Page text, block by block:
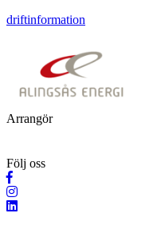
driftinformation
Arrangör
Följ oss